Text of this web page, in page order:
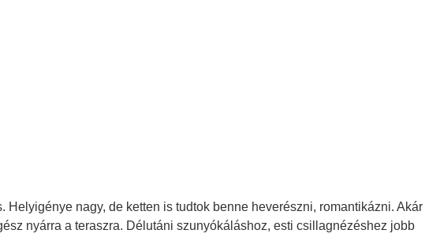
nagy, de ketten is tudtok benne heverészni, romantikázni. Akár
nyárra a teraszra. Délutáni szunyókáláshoz, esti csillagnézéshez jobb